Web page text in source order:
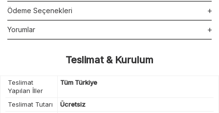
Ödeme Seçenekleri
Yorumlar
Teslimat & Kurulum
Teslimat
Yapılan İller
Tüm Türkiye
Teslimat Tutarı
Ücretsiz